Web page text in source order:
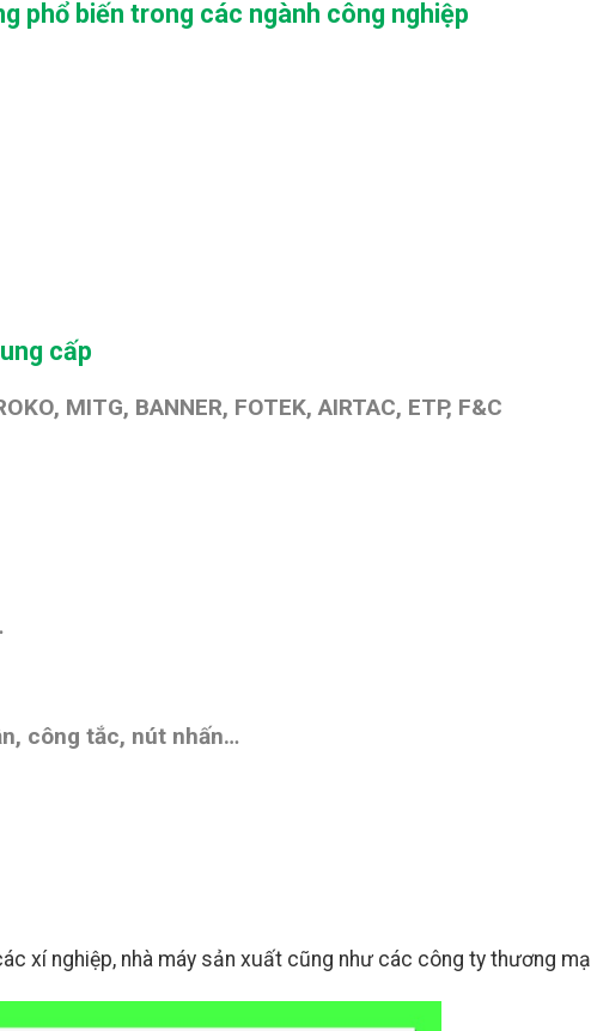
phổ biến trong các ngành công nghiệp
cấp
MITG, BANNER, FOTEK, AIRTAC, ETP, F&C
công tắc, nút nhấn…
xí nghiệp, nhà máy sản xuất cũng như các công ty thương